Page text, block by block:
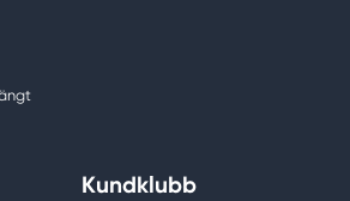
Kundklubb